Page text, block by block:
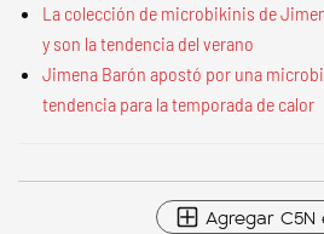
La colección de microbikinis de
y son la tendencia del verano
Jimena Barón apostó por una
tendencia para la temporada de calor
Agregar C5N